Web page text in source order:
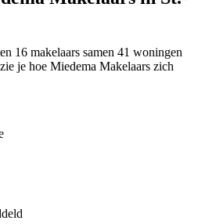
16 makelaars samen 41 woningen
je hoe Miedema Makelaars zich